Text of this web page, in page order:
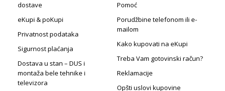
dostave
eKupi & poKupi
Privatnost podataka
Sigurnost plaćanja
Dostava u stan – DUS i
montaža bele tehnike i
televizora
Pomoć
Porudžbine telefonom ili e-
mailom
Kako kupovati na eKupi
Treba Vam gotovinski račun?
Reklamacije
Opšti uslovi kupovine